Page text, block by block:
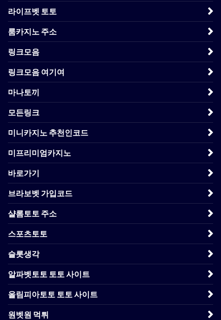
라이프벳 토토
룸카지노 주소
링크모음
링크모음 여기여
마나토끼
모든링크
미니카지노 추천인코드
미프리미엄카지노
바로가기
브라보벳 가입코드
샬롬토토 주소
스포츠토토
슬롯생각
알파벳토토 토토 사이트
올림피아토토 토토 사이트
원벳원 먹튀